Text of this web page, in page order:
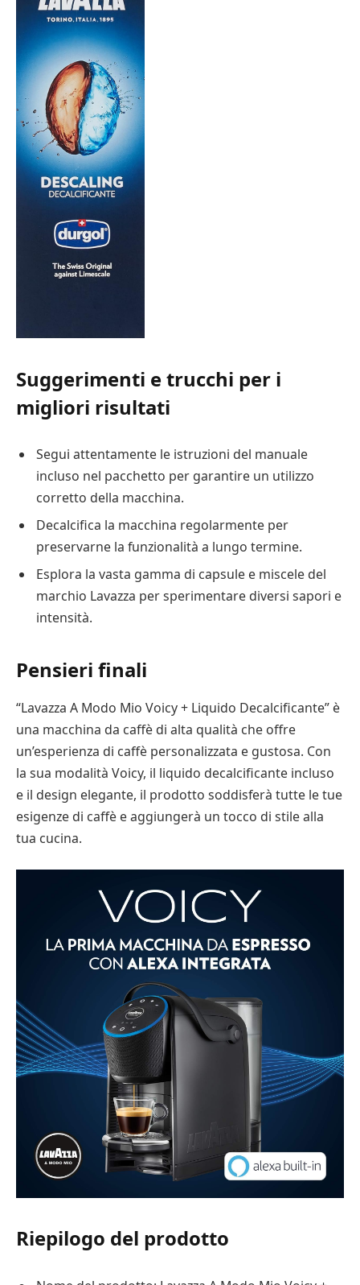
Suggerimenti e trucchi per i
migliori risultati
Segui attentamente le istruzioni del manuale
incluso nel pacchetto per garantire un utilizzo
corretto della macchina.
Decalcifica la macchina regolarmente per
preservarne la funzionalità a lungo termine.
Esplora la vasta gamma di capsule e miscele del
marchio Lavazza per sperimentare diversi sapori e
intensità.
Pensieri finali
“Lavazza A Modo Mio Voicy + Liquido Decalcificante” è
una macchina da caffè di alta qualità che offre
un’esperienza di caffè personalizzata e gustosa. Con
la sua modalità Voicy, il liquido decalcificante incluso
e il design elegante, il prodotto soddisferà tutte le tue
esigenze di caffè e aggiungerà un tocco di stile alla
tua cucina.
Riepilogo del prodotto